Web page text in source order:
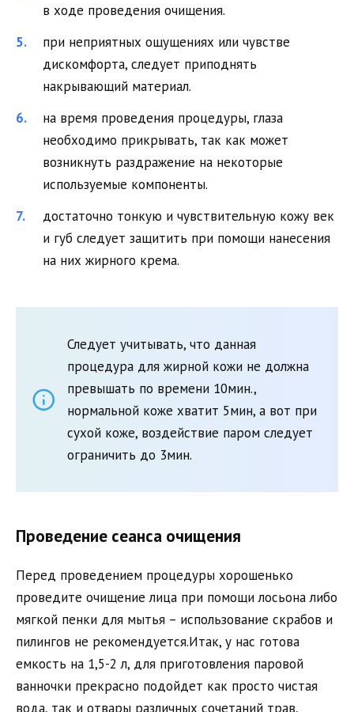
в ходе проведения очищения.
при неприятных ощущениях или чувстве
дискомфорта, следует приподнять
накрывающий материал.
на время проведения процедуры, глаза
необходимо прикрывать, так как может
возникнуть раздражение на некоторые
используемые компоненты.
достаточно тонкую и чувствительную кожу век
и губ следует защитить при помощи нанесения
на них жирного крема.
Следует учитывать, что данная
процедура для жирной кожи не должна
превышать по времени 10мин.,
нормальной коже хватит 5мин, а вот при
сухой коже, воздействие паром следует
ограничить до 3мин.
Проведение сеанса очищения
Перед проведением процедуры хорошенько
проведите очищение лица при помощи лосьона либо
мягкой пенки для мытья – использование скрабов и
пилингов не рекомендуется.Итак, у нас готова
емкость на 1,5-2 л, для приготовления паровой
ванночки прекрасно подойдет как просто чистая
вода, так и отвары различных сочетаний трав,